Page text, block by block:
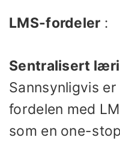
LMS-fordeler :
Sentralisert
Sannsynligvis
fordelen med
som en one-